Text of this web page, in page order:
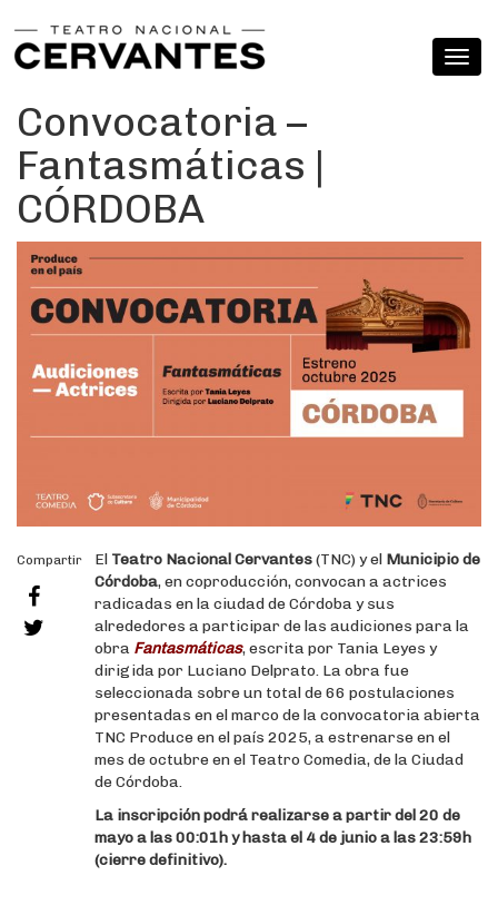
Convocatoria –
Fantasmáticas |
CÓRDOBA
Compartir El Teatro Nacional Cervantes(TNC) y el Municipio de
Córdoba, en coproducción, convocan a actrices
radicadas en la ciudad de Córdoba y sus
alrededores a participar de las audiciones para la
obra Fantasmáticas, escrita por Tania Leyes y
dirigida por Luciano Delprato. La obra fue
seleccionada sobre un total de 66 postulaciones
presentadas en el marco de la convocatoria abierta
TNC Produce en el país 2025, a estrenarse en el
mes de octubre en el Teatro Comedia, de la Ciudad
de Córdoba.
La inscripción podrá realizarse a partir del 20 de
mayo a las 00:01h y hasta el 4 de junio a las 23:59h
(cierre definitivo).